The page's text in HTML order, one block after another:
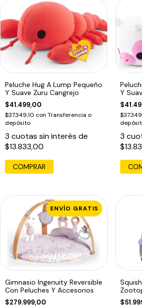
Peluche Hug A Lump Pequeño
Y Suave Zuru Cangrejo
$41.499,00
$37.349,10 con Transferencia o
depósito
3 cuotas sin interés de
$13.833,00
Y
3
ENVÍO GRATIS
Gimnasio Ingenuity Reversible
Con Peluches Y Accesorios
$279.999,00
Yudy1